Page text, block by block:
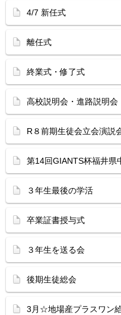
4/7 新任式
離任式
終業式・修了式
高校説明会・進路説明会
R８前期生徒会立会演説
第14回GIANTS杯福井
３年生最後の学活
卒業証書授与式
３年生を送る会
後期生徒総会
3月☆地場産プラスワン